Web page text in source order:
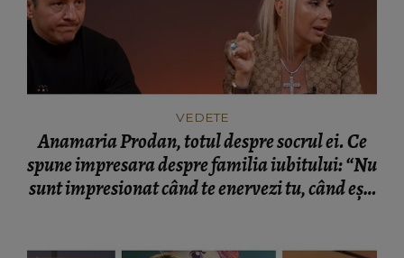
VEDETE
Anamaria Prodan, totul despre socrul ei. Ce
spune impresara despre familia iubitului: “Nu
sunt impresionat când te enervezi tu, când ești